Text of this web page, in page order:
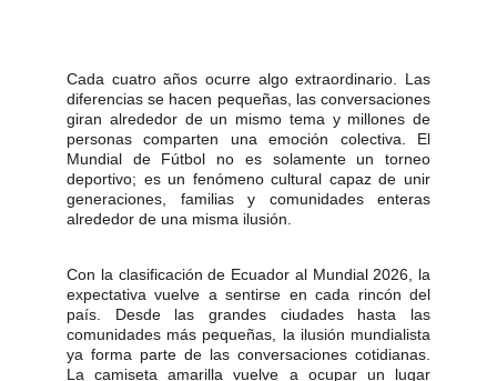
Cada cuatro años ocurre algo extraordinario. Las
diferencias se hacen pequeñas, las conversaciones
giran alrededor de un mismo tema y millones de
personas comparten una emoción colectiva. El
Mundial de Fútbol no es solamente un torneo
deportivo; es un fenómeno cultural capaz de unir
generaciones, familias y comunidades enteras
alrededor de una misma ilusión.
Con la clasificación de Ecuador al Mundial 2026, la
expectativa vuelve a sentirse en cada rincón del
país. Desde las grandes ciudades hasta las
comunidades más pequeñas, la ilusión mundialista
ya forma parte de las conversaciones cotidianas.
La camiseta amarilla vuelve a ocupar un lugar